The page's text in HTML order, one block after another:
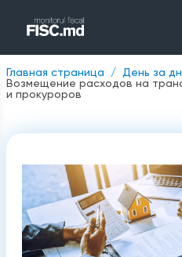
Главная страница День за
Возмещение расходов на
и прокуроров